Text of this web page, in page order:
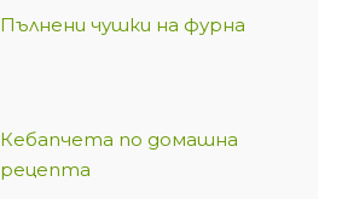
Пълнени чушки на фурна
Кебапчета по домашна
рецепта